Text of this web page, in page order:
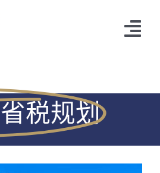
切
导
服务介绍
税规划